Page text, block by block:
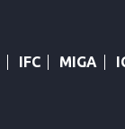
IFC MIGA